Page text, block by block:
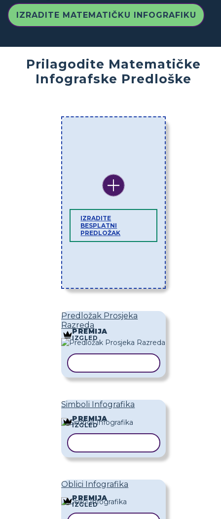
IZRADITE MATEMATIČKU INFOGRAFIKU
Prilagodite Matematičke
Infografske Predloške
IZRADITE
BESPLATNI
PREDLOŽAK
Predložak Prosjeka
Razreda
PREMIJA
IZGLED
Simboli Infografika
PREMIJA
IZGLED
Oblici Infografika
PREMIJA
IZGLED